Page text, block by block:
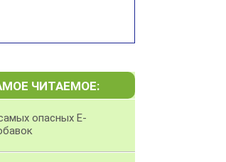
ЧИТАЕМОЕ:
опасных Е-